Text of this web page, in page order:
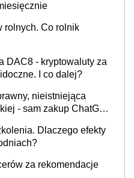
rolnych. Co rolnik
DAC8 - kryptowaluty za
I co dalej?
nieistniejąca
- sam zakup ChatGPT
Dlaczego efekty
za rekomendacje